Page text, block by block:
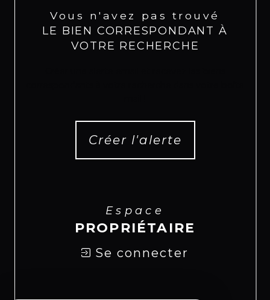
Vous n'avez pas trouvé
LE BIEN CORRESPONDANT À
VOTRE RECHERCHE
Créer l'alerte
Espace
PROPRIÉTAIRE
Se connecter